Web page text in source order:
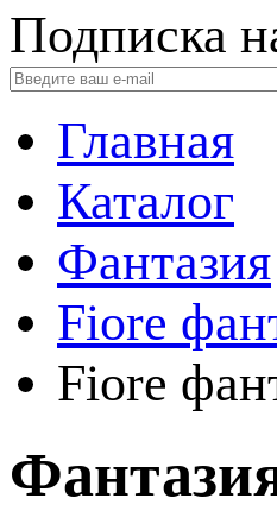
Подписка
Главная
Каталог
Фантазия
Fiore
Fiore